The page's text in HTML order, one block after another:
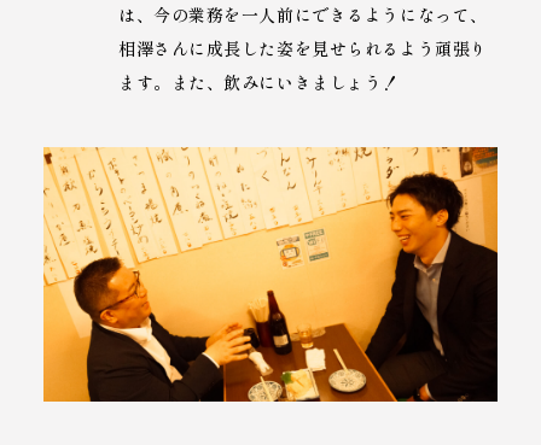
は、今の業務を一人前にできるようになって、
相澤さんに成長した姿を見せられるよう頑張り
ます。また、飲みにいきましょう！